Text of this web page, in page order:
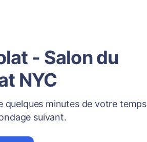
- Salon du
NYC
quelques minutes de votre temps
suivant.